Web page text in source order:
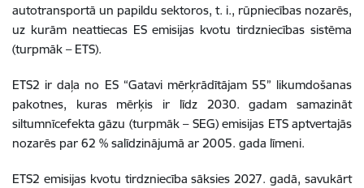
autotransportā un papildu sektoros, t. i., rūpniecības nozarēs,
uz kurām neattiecas ES emisijas kvotu tirdzniecības sistēma
(turpmāk – ETS).
ETS2 ir daļa no ES “Gatavi mērķrādītājam 55” likumdošanas
pakotnes, kuras mērķis ir līdz 2030. gadam samazināt
siltumnīcefekta gāzu (turpmāk – SEG) emisijas ETS aptvertajās
nozarēs par 62 % salīdzinājumā ar 2005. gada līmeni.
ETS2 emisijas kvotu tirdzniecība sāksies 2027. gadā, savukārt